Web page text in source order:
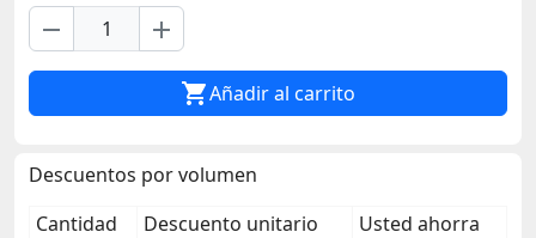
remove add
Añadir al carrito
Descuentos por volumen
Cantidad
Descuento unitario
Usted ahorra